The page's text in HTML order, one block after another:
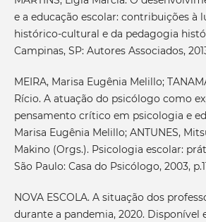
e a educação escolar: contribuições à
histórico-cultural e da pedagogia
Campinas, SP: Autores Associados,
MEIRA, Marisa Eugênia Melillo;
Rício. A atuação do psicólogo como
pensamento crítico em psicologia e
Marisa Eugênia Melillo; ANTUNES,
Makino (Orgs.). Psicologia escolar:
São Paulo: Casa do Psicólogo, 2003,
NOVA ESCOLA. A situação dos
durante a pandemia, 2020. Disponível